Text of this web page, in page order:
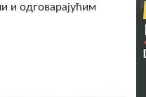
и одговарајућим